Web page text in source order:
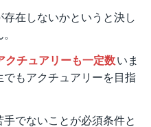
在しないかというと決し
クチュアリーも一定数いま
もアクチュアリーを目指
でないことが必須条件と